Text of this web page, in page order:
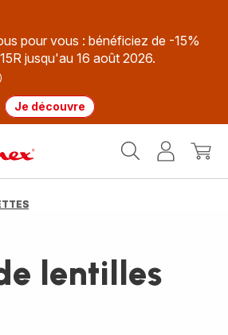
pour vous : bénéficiez de -15%
jusqu'au 16 août 2026.
Je découvre
MonMon
lentilles